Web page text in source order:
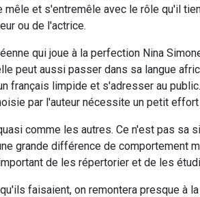
mêle et s'entremêle avec le rôle qu'il
ou de l'actrice.
qui joue à la perfection Nina
peut aussi passer dans sa langue
français limpide et s'adresser au
par l'auteur nécessite un petit
comme les autres. Ce n'est pas sa
grande différence de comportement
de les répertorier et de les
faisaient, on remontera presque à